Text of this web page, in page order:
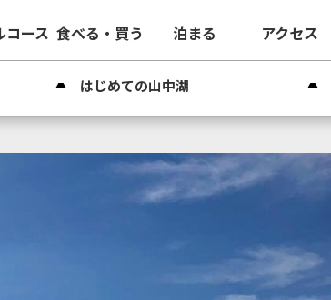
コース 食べる・買う 泊まる アクセス
はじめての山中湖